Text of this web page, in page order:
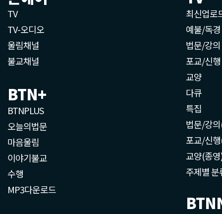
TV
TV-오디오
울림채널
불교채널
BTN+
BTNPLUS
오늘의법문
마음울림
이야기불교
수행
MP3다운로드
최신업로
예불/독경
법문/강의
포교/신행
교양
다큐
특집
법문/강
포교/신
교양(종
주제별 분